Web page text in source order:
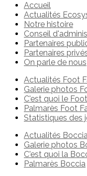
Accueil
Actualités
Notre histoire
Conseil
Partenaires
Partenaires
On parle de nous
Actualités Foot
Galerie photos
C'est quoi le
Palmarès Foot
Statistiques des
Actualités
Galerie photos
C'est quoi la
Palmarès Boccia